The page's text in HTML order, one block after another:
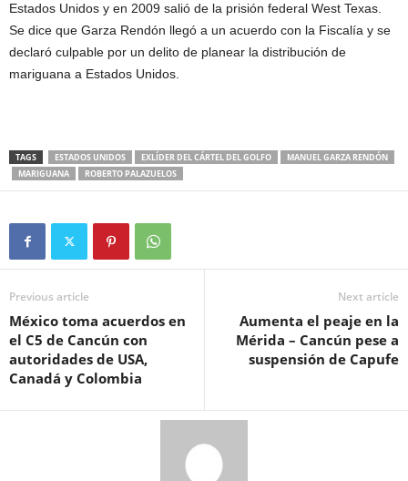
Estados Unidos y en 2009 salió de la prisión federal West Texas.
Se dice que Garza Rendón llegó a un acuerdo con la Fiscalía y se
declaró culpable por un delito de planear la distribución de
mariguana a Estados Unidos.
TAGS ESTADOS UNIDOS EXLÍDER DEL CÁRTEL DEL GOLFO
MANUEL GARZA RENDÓN
MARIGUANA
ROBERTO PALAZUELOS
Previous article
México toma acuerdos en
el C5 de Cancún con
autoridades de USA,
Canadá y Colombia
Next article
Aumenta el peaje en la
Mérida – Cancún pese a
suspensión de Capufe